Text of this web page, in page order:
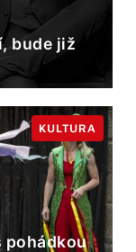
bude již
pohádkou
KULTURA